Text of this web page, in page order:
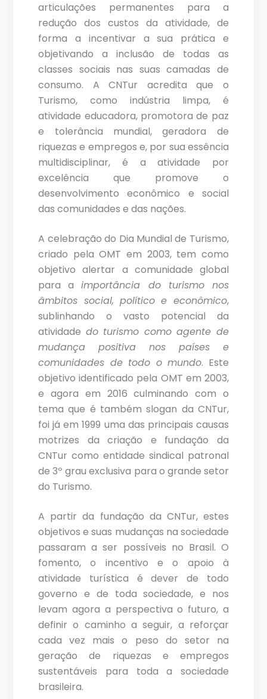
articulações permanentes para a
redução dos custos da atividade, de
forma a incentivar a sua prática e
objetivando a inclusão de todas as
classes sociais nas suas camadas de
consumo. A CNTur acredita que o
Turismo, como indústria limpa, é
atividade educadora, promotora de paz
e tolerância mundial, geradora de
riquezas e empregos e, por sua essência
multidisciplinar, é a atividade por
excelência que promove o
desenvolvimento econômico e social
das comunidades e das nações.
A celebração do Dia Mundial de Turismo,
criado pela OMT em 2003, tem como
objetivo alertar a comunidade global
para aimportância do turismo nos
âmbitos social, político e econômico,
sublinhando o vasto potencial da
atividade do turismo como agente de
mudança positiva nos países e
comunidades de todo o mundo. Este
objetivo identificado pela OMT em 2003,
e agora em 2016 culminando com o
tema que é também slogan da CNTur,
foi já em 1999 uma das principais causas
motrizes da criação e fundação da
CNTur como entidade sindical patronal
de 3º grau exclusiva para o grande setor
do Turismo.
A partir da fundação da CNTur, estes
objetivos e suas mudanças na sociedade
passaram a ser possíveis no Brasil. O
fomento, o incentivo e o apoio à
atividade turística é dever de todo
governo e de toda sociedade, e nos
levam agora a perspectiva o futuro, a
definir o caminho a seguir, a reforçar
cada vez mais o peso do setor na
geração de riquezas e empregos
sustentáveis para toda a sociedade
brasileira.